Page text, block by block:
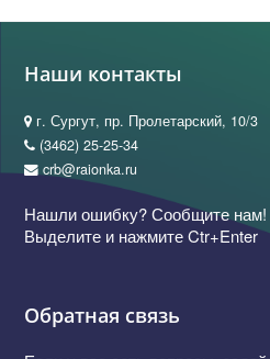
Наши контакты
г. Сургут, пр. Пролетарский, 10/3
(3462) 25-25-34
crb@raionka.ru
Нашли ошибку? Сообщите нам!
Выделите и нажмите Ctr+Enter
Обратная связь